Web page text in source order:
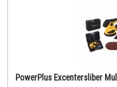
PowerPlus Excentersliber